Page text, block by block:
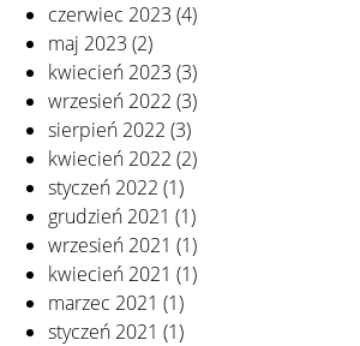
czerwiec 2023 (4)
maj 2023 (2)
kwiecień 2023 (3)
wrzesień 2022 (3)
sierpień 2022 (3)
kwiecień 2022 (2)
styczeń 2022 (1)
grudzień 2021 (1)
wrzesień 2021 (1)
kwiecień 2021 (1)
marzec 2021 (1)
styczeń 2021 (1)